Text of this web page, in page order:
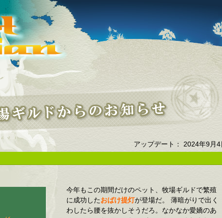
アップデート： 2024年9月4
今年もこの期間だけのペット、牧場ギルドで繁殖
に成功したおばけ提灯が登場だ。 薄暗がりで出く
わしたら腰を抜かしそうだろ。なかなか愛嬌のあ